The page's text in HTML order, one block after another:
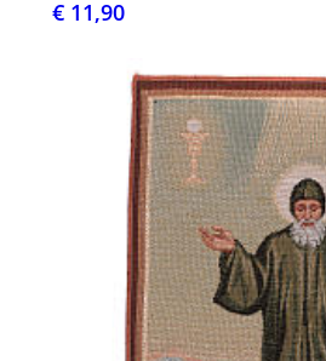
€ 11,90